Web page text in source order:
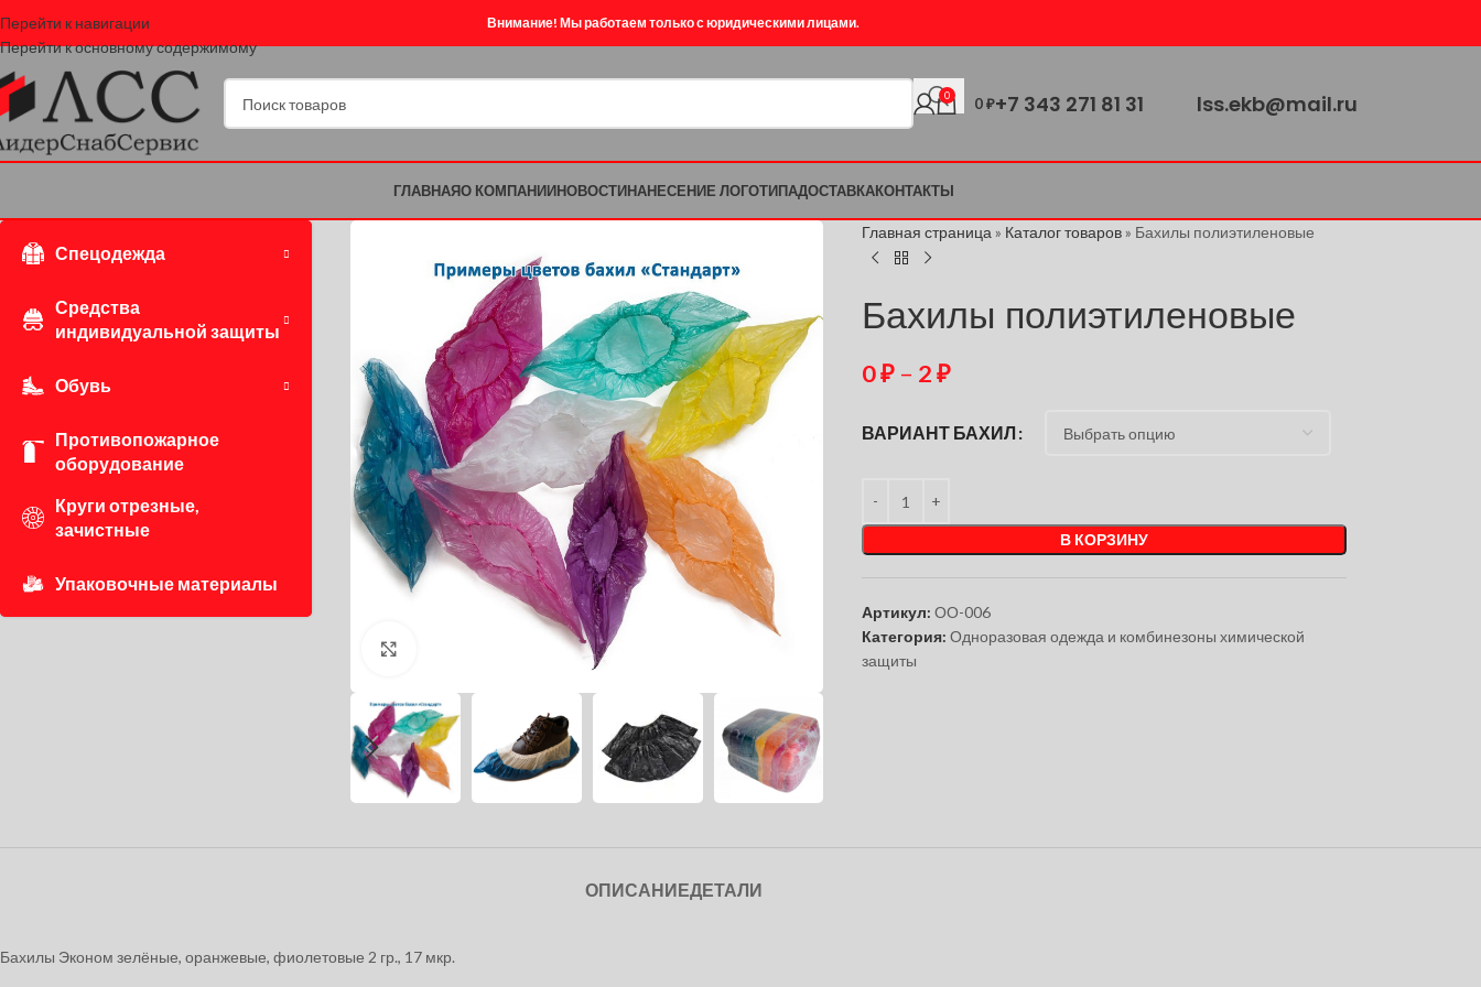
Перейти к навигации
Перейти к основному содержимому
Внимание! Мы работаем только с юридическими лицами.
0 0₽+7 343 271 81 31 lss.ekb@mail.ru
ГЛАВНАЯО КОМПАНИИНОВОСТИНАНЕСЕНИЕ ЛОГОТИПАДОСТАВКАКОНТАКТЫ
Спецодежда
Средства
индивидуальной защиты
Обувь
Противопожарное
оборудование
Круги отрезные,
зачистные
Упаковочные материалы
Нажмите, чтобы увеличить
Главная страница » Каталог товаров» Бахилы полиэтиленовые
Бахилы полиэтиленовые
0₽ – 2₽
ВАРИАНТ БАХИЛ
В КОРЗИНУ
Артикул:ОО-006
Категория: Одноразовая одежда и комбинезоны химической
защиты
ОПИСАНИЕДЕТАЛИ
Бахилы Эконом зелёные, оранжевые, фиолетовые 2 гр., 17 мкр.